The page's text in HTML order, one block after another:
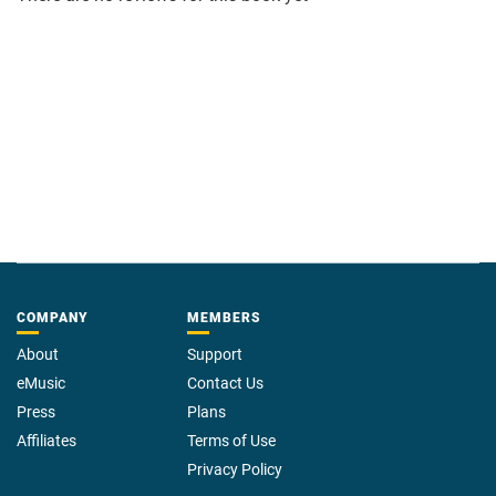
COMPANY
About
eMusic
Press
Affiliates
MEMBERS
Support
Contact Us
Plans
Terms of Use
Privacy Policy